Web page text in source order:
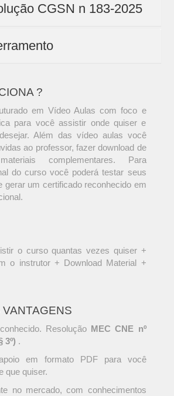
CGSN n 183-2025
?
em Vídeo Aulas com foco e
para você assistir onde quiser e
Além das vídeo aulas você
ao professor, fazer download de
complementares. Para
do curso você poderá testar seus
gerar um certificado reconhecido em
o curso quantas vezes quiser +
o instrutor + Download Material +
Resolução MEC CNE nº
3º) .
em formato PDF para você
que quiser.
no mercado, com conhecimentos